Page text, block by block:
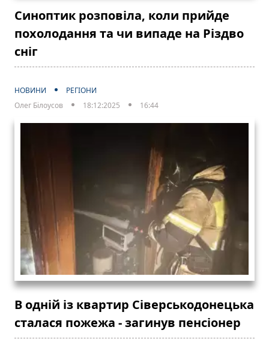
Синоптик розповіла, коли прийде
похолодання та чи випаде на Різдво
сніг
НОВИНИ
РЕГІОНИ
Олег Білоусов
18:12:2025 16:44
В одній із квартир Сіверськодонецька
сталася пожежа - загинув пенсіонер